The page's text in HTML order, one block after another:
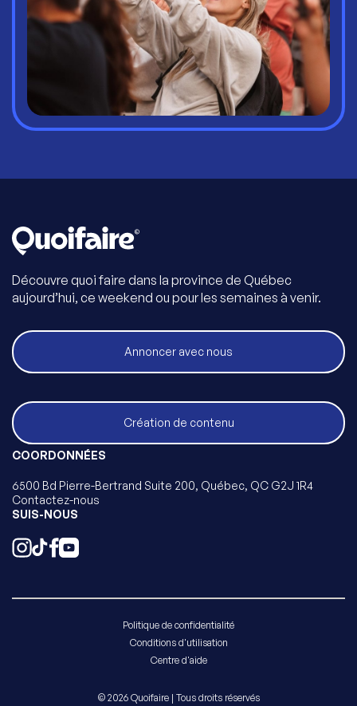
Découvre quoi faire dans la province de Québec
aujourd’hui, ce weekend ou pour les semaines à venir.
Annoncer avec nous
Création de contenu
COORDONNÉES
6500 Bd Pierre-Bertrand Suite 200, Québec, QC G2J 1R4
Contactez-nous
SUIS-NOUS
Politique de confidentialité
Conditions d'utilisation
Centre d'aide
© 2026 Quoifaire | Tous droits réservés